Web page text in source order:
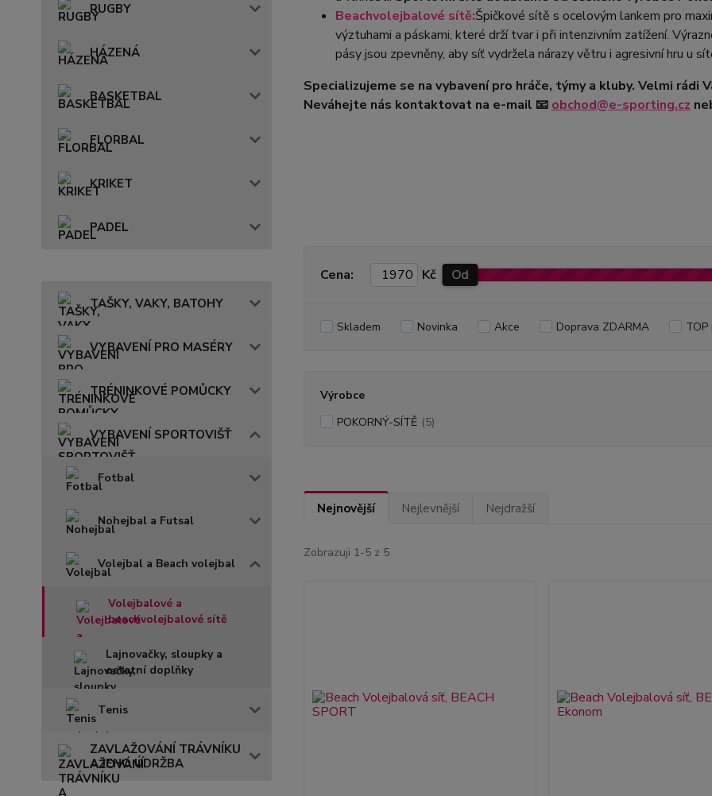
RUGBY
HÁZENÁ
BASKETBAL
FLORBAL
KRIKET
PADEL
TAŠKY, VAKY, BATOHY
VYBAVENÍ PRO MASÉRY
TRÉNINKOVÉ POMŮCKY
VYBAVENÍ SPORTOVIŠŤ
Fotbal
Nohejbal a Futsal
Volejbal a Beach volejbal
Volejbalové a
beachvolejbalové sítě
Lajnovačky, sloupky a
ostatní doplňky
Tenis
ZAVLAŽOVÁNÍ TRÁVNÍKU
A JEHO ÚDRŽBA
Beachvolejbalové sítě:Špičkové sítě s ocelovým lankem pro
výztuhami a páskami, které drží tvar i při intenzivním zatížení.
pásy jsou zpevněny, aby síť vydržela nárazy větru i agresivní hru u
Specializujeme se na vybavení pro hráče, týmy a kluby. Velmi rádi
Neváhejte nás kontaktovat na e-mail 📧 obchod@e-sporting.cz
Cena: Kč Od
Skladem Novinka Akce Doprava ZDARMA
Výrobce
POKORNÝ-SÍTĚ (5)
Nejnovější Nejlevnější Nejdražší
Zobrazuji 1-5 z 5